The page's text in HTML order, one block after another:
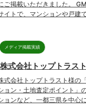
ご掲載いただきました。
イトで、マンションや戸建
メディア掲載実績
株式会社トップトラス
式会社トップトラスト様の
ョン・土地査定ポイント」
ョンなど、一都三県を中心